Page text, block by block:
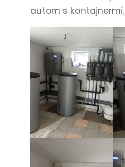
autom s kontajnermi.